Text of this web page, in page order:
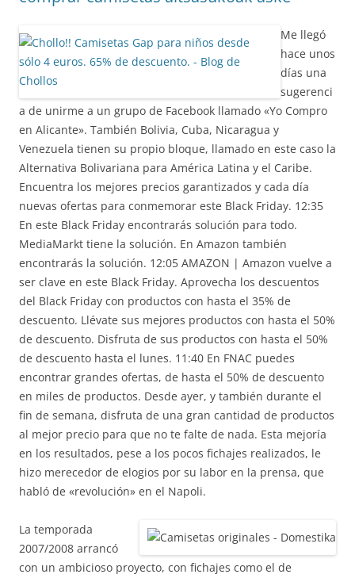
Me llegó
hace unos
días una
sugerenci
a de unirme a un grupo de Facebook llamado «Yo Compro
en Alicante». También Bolivia, Cuba, Nicaragua y
Venezuela tienen su propio bloque, llamado en este caso la
Alternativa Bolivariana para América Latina y el Caribe.
Encuentra los mejores precios garantizados y cada día
nuevas ofertas para conmemorar este Black Friday. 12:35
En este Black Friday encontrarás solución para todo.
MediaMarkt tiene la solución. En Amazon también
encontrarás la solución. 12:05 AMAZON | Amazon vuelve a
ser clave en este Black Friday. Aprovecha los descuentos
del Black Friday con productos con hasta el 35% de
descuento. Llévate sus mejores productos con hasta el 50%
de descuento. Disfruta de sus productos con hasta el 50%
de descuento hasta el lunes. 11:40 En FNAC puedes
encontrar grandes ofertas, de hasta el 50% de descuento
en miles de productos. Desde ayer, y también durante el
fin de semana, disfruta de una gran cantidad de productos
al mejor precio para que no te falte de nada. Esta mejoría
en los resultados, pese a los pocos fichajes realizados, le
hizo merecedor de elogios por su labor en la prensa, que
habló de «revolución» en el Napoli.
La temporada
2007/2008 arrancó
con un ambicioso proyecto, con fichajes como el de